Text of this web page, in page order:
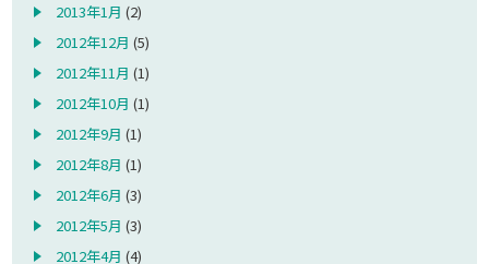
2013年1月 (2)
2012年12月 (5)
2012年11月 (1)
2012年10月 (1)
2012年9月 (1)
2012年8月 (1)
2012年6月 (3)
2012年5月 (3)
2012年4月 (4)